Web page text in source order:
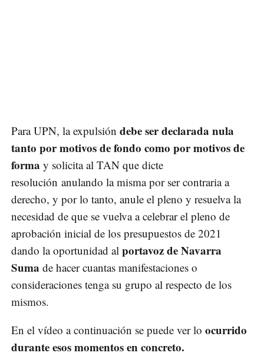
Para UPN, la expulsión debe ser declarada nula
tanto por motivos de fondo como por motivos de
forma y solicita al TAN que dicte
resolución anulando la misma por ser contraria a
derecho, y por lo tanto, anule el pleno y resuelva la
necesidad de que se vuelva a celebrar el pleno de
aprobación inicial de los presupuestos de 2021
dando la oportunidad al portavoz de Navarra
Suma de hacer cuantas manifestaciones o
consideraciones tenga su grupo al respecto de los
mismos.
En el vídeo a continuación se puede ver lo ocurrido
durante esos momentos en concreto.